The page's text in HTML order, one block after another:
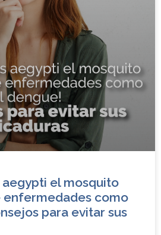
aegypti el mosquito
enfermedades como
para evitar sus